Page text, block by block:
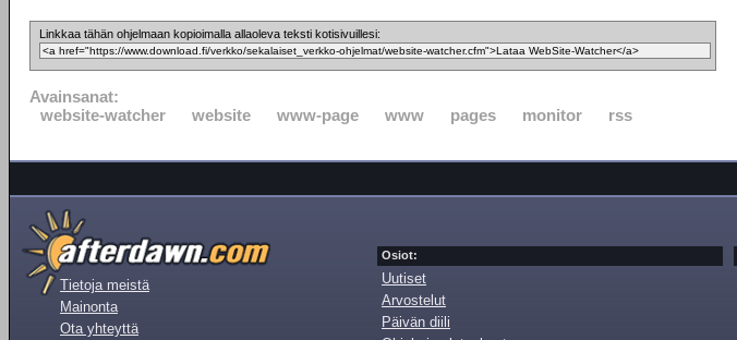
Linkkaa tähän ohjelmaan kopioimalla allaoleva teksti kotisivuillesi:
Avainsanat:
website-watcher
website www-page www pages monitor rss
Tietoja meistä
Mainonta
Ota yhteyttä
Osiot:
Uutiset
Arvostelut
Päivän diili